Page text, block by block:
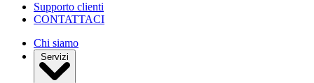
Supporto clienti
CONTATTACI
Chi siamo
Servizi